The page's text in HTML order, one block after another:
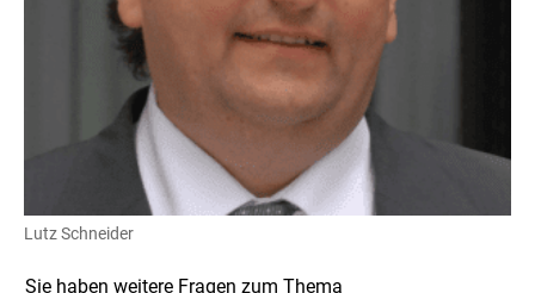
Lutz Schneider
Sie haben weitere Fragen zum Thema